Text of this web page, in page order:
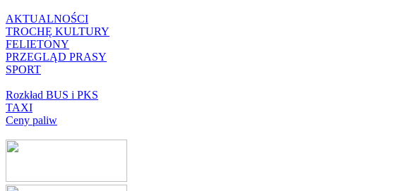
AKTUALNOŚCI
TROCHĘ KULTURY
FELIETONY
PRZEGLĄD PRASY
SPORT
Rozkład BUS i PKS
TAXI
Ceny paliw